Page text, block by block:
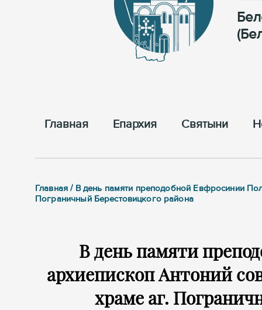
Главная Епархия Cвятыни
Главная / В день памяти преподобной Евфросинии
Пограничный Берестовицкого района
В день памяти
архиепископ Антоний
храме аг.